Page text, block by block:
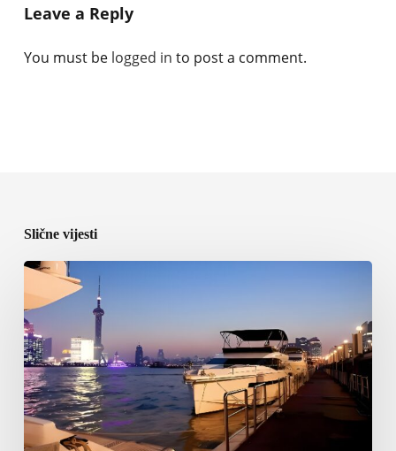
Leave a Reply
You must be logged in to post a comment.
Slične vijesti
ICOMIA
predstavila
program
World
Marinas
Conference
2027
u
Shanghaiju